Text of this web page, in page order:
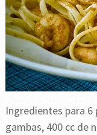
Ingredientes para
gambas, 400 cc de